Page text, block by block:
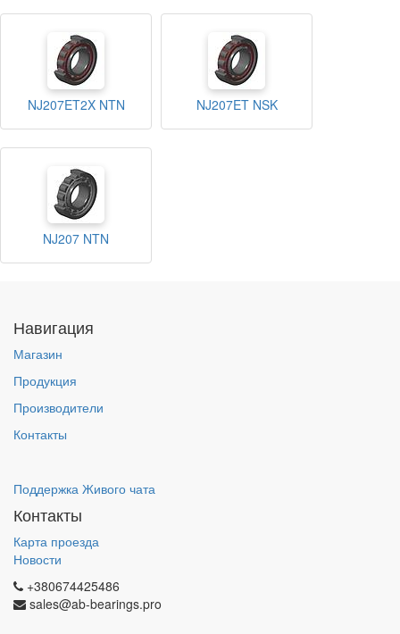
NJ207ET2X NTN NJ207ET NSK
NJ207 NTN
Навигация
Магазин
Продукция
Производители
Контакты
Поддержка Живого чата
Контакты
Карта проезда
Новости
+380674425486
sales@ab-bearings.pro